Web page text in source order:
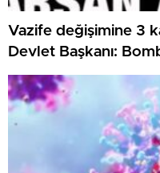
Vazife değişimine 3
Devlet Başkanı: